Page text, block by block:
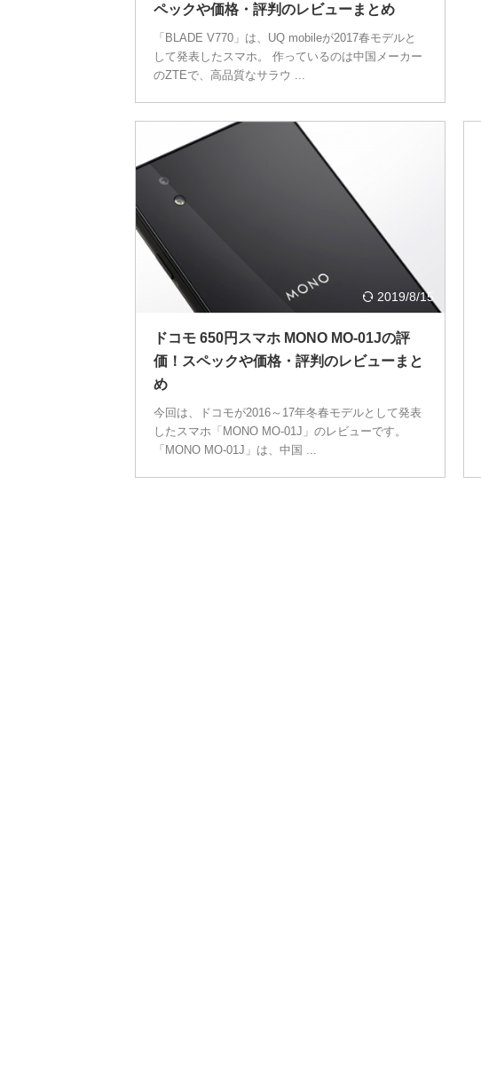
ペックや価格・評判のレビューまとめ
「BLADE V770」は、UQ mobileが2017春モデルと
して発表したスマホ。 作っているのは中国メーカー
のZTEで、高品質なサラウ ...
2019/8/15
ドコモ 650円スマホ MONO MO-01Jの評
価！スペックや価格・評判のレビューまと
め
今回は、ドコモが2016～17年冬春モデルとして発表
したスマホ「MONO MO-01J」のレビューです。
「MONO MO-01J」は、中国 ...